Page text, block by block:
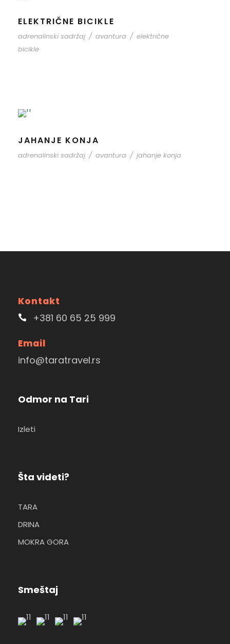
ELEKTRIČNE BICIKLE
adrenalinski sadržaj / avantura / električne
bicikle
JAHANJE KONJA
adrenalinski sadržaj / avantura / jahanje konja
Kontakt
+381 60 65 25 999
Email
info@taratravel.rs
Odmor na Tari
Izleti
Šta videti?
TARA
DRINA
MOKRA GORA
Smeštaj